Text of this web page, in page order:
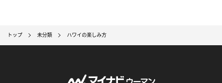
トップ 未分類 ハワイの楽しみ方